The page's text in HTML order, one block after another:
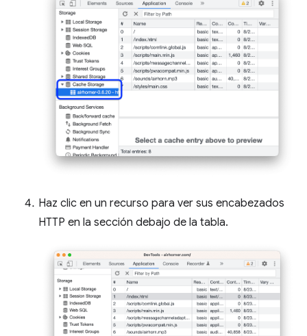
Haz clic en un recurso para ver sus encabezados
HTTP en la sección debajo de la tabla.